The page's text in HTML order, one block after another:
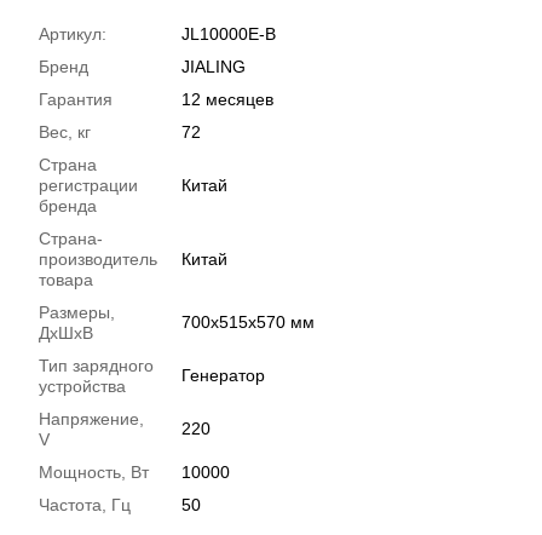
Артикул:
JL10000E-B
Бренд
JIALING
Гарантия
12 месяцев
Вес, кг
72
Страна
регистрации
бренда
Китай
Страна-
производитель
товара
Китай
Размеры,
ДхШхВ
700х515х570 мм
Тип зарядного
устройства
Генератор
Напряжение,
V
220
Мощность, Вт
10000
Частота, Гц
50